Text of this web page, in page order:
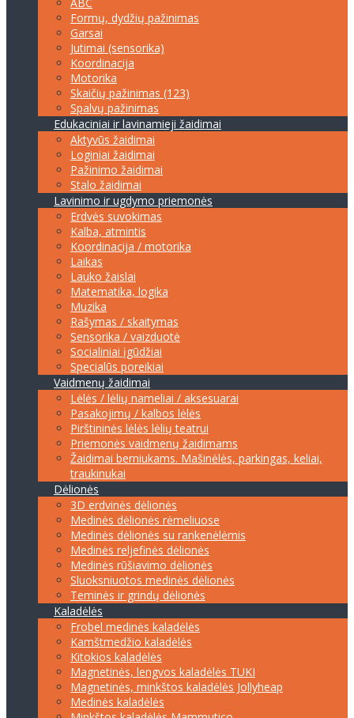
Formų, dydžių pažinimas
Garsai
Jutimai (sensorika)
Koordinacija
Motorika
Skaičių pažinimas (123)
Spalvų pažinimas
Edukaciniai ir lavinamieji žaidimai
Aktyvūs žaidimai
Loginiai žaidimai
Pažinimo žaidimai
Stalo žaidimai
Lavinimo ir ugdymo priemonės
Erdvės suvokimas
Kalba, atmintis
Koordinacija / motorika
Laikas
Lauko žaislai
Matematika, logika
Muzika
Rašymas / skaitymas
Sensorika / vaizduotė
Socialiniai įgūdžiai
Specialūs poreikiai
Vaidmenų žaidimai
Lėlės / lėlių nameliai / aksesuarai
Pasakojimų / kalbos lėlės
Pirštininės lėlės lėlių teatrui
Priemonės vaidmenų žaidimams
Žaidimai berniukams. Mašinėlės, parkingas, keliai,
traukinukai
Dėlionės
3D erdvinės dėlionės
Medinės dėlionės rėmeliuose
Medinės dėlionės su rankenėlėmis
Medinės reljefinės dėlionės
Medinės rūšiavimo dėlionės
Sluoksniuotos medinės dėlionės
Teminės ir grindų dėlionės
Kaladėlės
Frobel medinės kaladėlės
Kamštmedžio kaladėlės
Kitokios kaladėlės
Magnetinės, lengvos kaladėlės TUKI
Magnetinės, minkštos kaladėlės Jollyheap
Medinės kaladėlės